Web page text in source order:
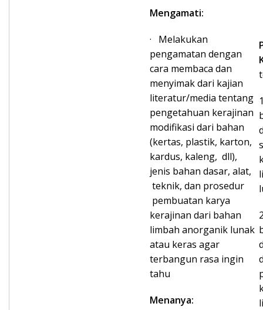
Mengamati:
· Melakukan
pengamatan dengan
cara membaca dan
menyimak dari kajian
literatur/media tentang
pengetahuan kerajinan
modifikasi dari bahan
(kertas, plastik, karton,
kardus, kaleng, dll),
jenis bahan dasar, alat,
teknik, dan prosedur
pembuatan karya
kerajinan dari bahan
limbah anorganik lunak
atau keras agar
terbangun rasa ingin
tahu
Menanya: